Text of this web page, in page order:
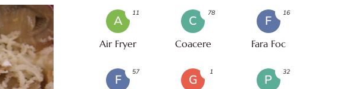
A
Air Fryer
11
C
Coacere
78
F
Fara Foc
16
F
57
G
1
P
32